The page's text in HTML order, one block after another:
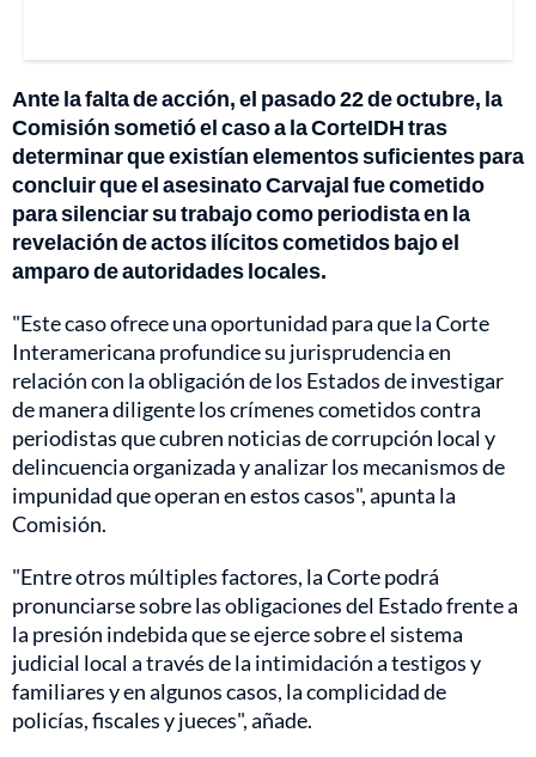
Ante la falta de acción, el pasado 22 de octubre, la
Comisión sometió el caso a la CorteIDH tras
determinar que existían elementos suficientes para
concluir que el asesinato Carvajal fue cometido
para silenciar su trabajo como periodista en la
revelación de actos ilícitos cometidos bajo el
amparo de autoridades locales.
"Este caso ofrece una oportunidad para que la Corte
Interamericana profundice su jurisprudencia en
relación con la obligación de los Estados de investigar
de manera diligente los crímenes cometidos contra
periodistas que cubren noticias de corrupción local y
delincuencia organizada y analizar los mecanismos de
impunidad que operan en estos casos", apunta la
Comisión.
"Entre otros múltiples factores, la Corte podrá
pronunciarse sobre las obligaciones del Estado frente a
la presión indebida que se ejerce sobre el sistema
judicial local a través de la intimidación a testigos y
familiares y en algunos casos, la complicidad de
policías, fiscales y jueces", añade.